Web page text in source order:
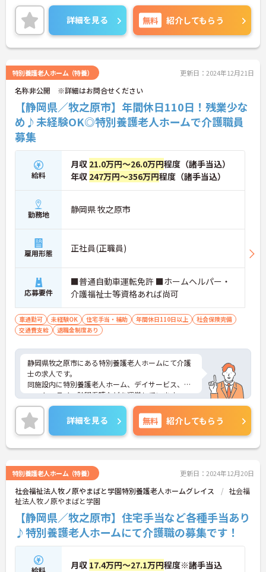
詳細を見る 無料 紹介してもらう
特別養護老人ホーム（特養） 更新日：2024年12月21日
名称非公開 ※詳細はお問合せください
【静岡県／牧之原市】年間休日110日！残業少な
め♪未経験OK◎特別養護老人ホームで介護職員
募集
給料
月収 21.0万円～26.0万円程度（諸手当込）
年収 247万円～356万円程度（諸手当込）
勤務地 静岡県 牧之原市
雇用形態 正社員(正職員)
応募要件
■普通自動車運転免許 ■ホームヘルパー・
介護福祉士等資格あれば尚可
車通勤可 未経験OK 住宅手当・補助 年間休日110日以上
社会保険完備
交通費支給
退職金制度あり
静岡県牧之原市にある特別養護老人ホームにて介護
士の求人です。
同施設内に特別養護老人ホーム、デイサービス、シ
ョートステイ、訪問看護などを運営しています。
駿河湾を一望でき、緑も多く自然豊かな立地です♪
住宅手当などの手当も充実しています◎
また、職員同士の雰囲気もよく、アットホームな雰
囲気も魅力のひとつです！
ご興味のある方には、面接対策ポイントなど、さら
い。
詳細を見る 無料 紹介してもらう
特別養護老人ホーム（特養） 更新日：2024年12月20日
社会福祉法人牧ノ原やまばと学園特別養護老人ホームグレイス
社会福
祉法人牧ノ原やまばと学園
【静岡県／牧之原市】住宅手当など各種手当あり
♪特別養護老人ホームにて介護職の募集です！
給料 月収 17.4万円～27.1万円程度※諸手当込